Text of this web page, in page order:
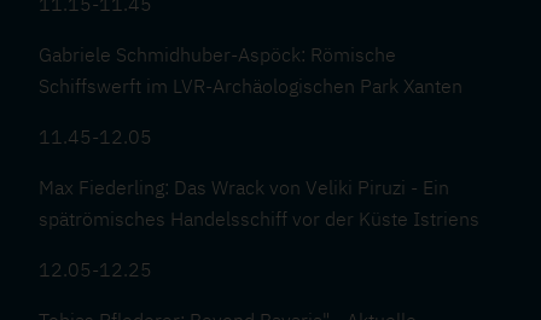
Gabriele Schmidhuber-Aspöck: Römische
Schiffswerft im LVR-Archäologischen Park Xanten
11.45-12.05
Max Fiederling: Das Wrack von Veliki Piruzi - Ein
spätrömisches Handelsschiff vor der Küste Istriens
12.05-12.25